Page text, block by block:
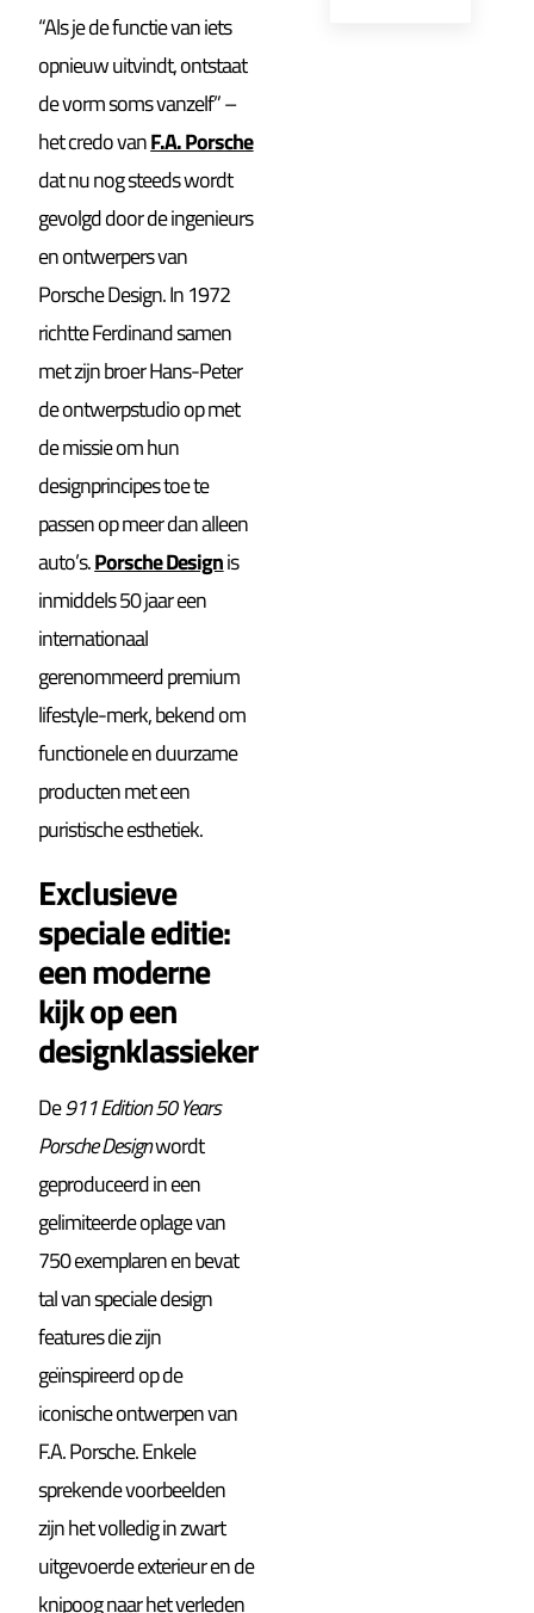
“Als je de functie van iets
opnieuw uitvindt, ontstaat
de vorm soms vanzelf” –
het credo vanF.A. Porsche
dat nu nog steeds wordt
gevolgd door de ingenieurs
en ontwerpers van
Porsche Design. In 1972
richtte Ferdinand samen
met zijn broer Hans-Peter
de ontwerpstudio op met
de missie om hun
designprincipes toe te
passen op meer dan alleen
auto’s.Porsche Designis
inmiddels 50 jaar een
internationaal
gerenommeerd premium
lifestyle-merk, bekend om
functionele en duurzame
producten met een
puristische esthetiek.
Exclusieve
speciale editie:
een moderne
kijk op een
designklassieker
De911 Edition 50 Years
Porsche Designwordt
geproduceerd in een
gelimiteerde oplage van
750 exemplaren en bevat
tal van speciale design
features die zijn
geïnspireerd op de
iconische ontwerpen van
F.A. Porsche. Enkele
sprekende voorbeelden
zijn het volledig in zwart
uitgevoerde exterieur en de
knipoog naar het verleden